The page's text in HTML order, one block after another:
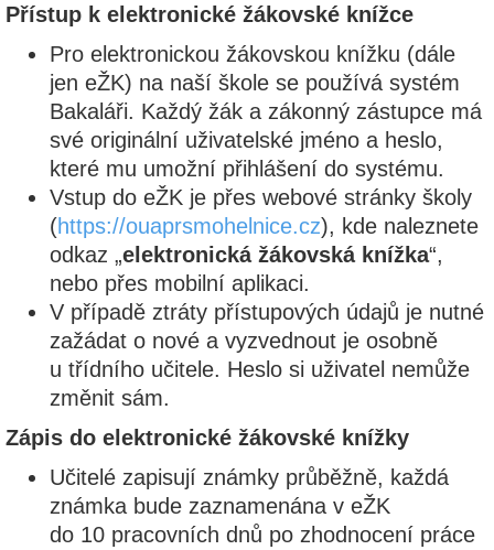
Přístup k elektronické žákovské knížce
Pro elektronickou žákovskou knížku (dále
jen eŽK) na naší škole se používá systém
Bakaláři. Každý žák a zákonný zástupce má
své originální uživatelské jméno a heslo,
které mu umožní přihlášení do systému.
Vstup do eŽK je přes webové stránky školy
(https://ouaprsmohelnice.cz), kde naleznete
odkaz „elektronická žákovská knížka“,
nebo přes mobilní aplikaci.
V případě ztráty přístupových údajů je nutné
zažádat o nové a vyzvednout je osobně
u třídního učitele. Heslo si uživatel nemůže
změnit sám.
Zápis do elektronické žákovské knížky
Učitelé zapisují známky průběžně, každá
známka bude zaznamenána v eŽK
do 10 pracovních dnů po zhodnocení práce